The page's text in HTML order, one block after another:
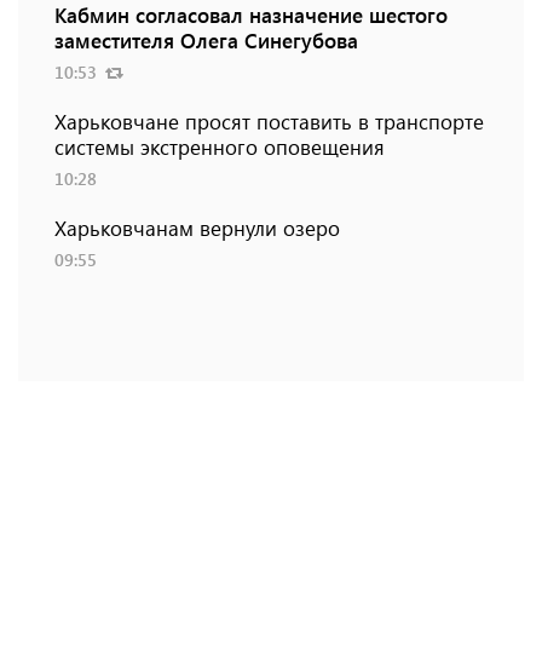
Кабмин согласовал назначение шестого
заместителя Олега Синегубова
10:53
Харьковчане просят поставить в транспорте
системы экстренного оповещения
10:28
Харьковчанам вернули озеро
09:55